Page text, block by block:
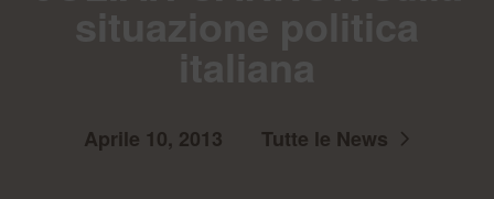
Aprile 10, 2013 Tutte le News